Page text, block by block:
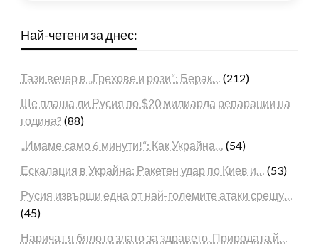
Най-четени за днес:
Тази вечер в „Грехове и рози“: Берак… (212)
Ще плаща ли Русия по $20 милиарда репарации на
година? (88)
„Имаме само 6 минути!“: Как Украйна… (54)
Ескалация в Украйна: Ракетен удар по Киев и… (53)
Русия извърши една от най-големите атаки срещу…
(45)
Наричат я бялото злато за здравето. Природата й…